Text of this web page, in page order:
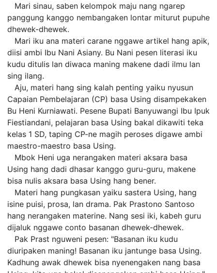
Mari sinau, saben kelompok maju nang ngarep
panggung kanggo nembangaken lontar miturut pupuhe
dhewek-dhewek.
Mari iku ana materi carane nggawe artikel hang apik,
diisi ambi Ibu Nani Asiany. Bu Nani pesen literasi iku
kudu ditulis lan diwaca maning makene dadi ilmu lan
sing ilang.
Aju, materi hang sing kalah penting yaiku nyusun
Capaian Pembelajaran (CP) basa Using disampekaken
Bu Heni Kurniawati. Pesene Bupati Banyuwangi Ibu Ipuk
Fiestiandani, pelajaran basa Using bakal dikawiti teka
kelas 1 SD, taping CP-ne magih peroses digawe ambi
maestro-maestro basa Using.
Mbok Heni uga nerangaken materi aksara basa
Using hang dadi dhasar kanggo guru-guru, makene
bisa nulis aksara basa Using hang bener.
Materi hang pungkasan yaiku sastera Using, hang
isine puisi, prosa, lan drama. Pak Prastono Santoso
hang nerangaken materine. Nang sesi iki, kabeh guru
dijaluk nggawe conto basanan dhewek-dhewek.
Pak Prast nguweni pesen: "Basanan iku kudu
diuripaken maning! Basanan iku jantunge basa Using.
Kadhung awak dhewek bisa nyenengaken nang basa